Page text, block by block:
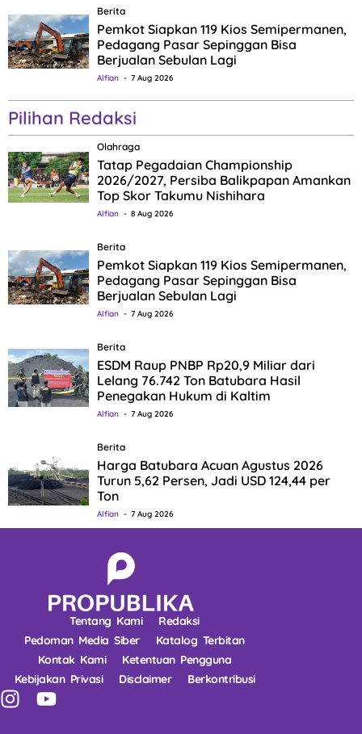
Berita
Pemkot Siapkan 119 Kios Semipermanen,
Pedagang Pasar Sepinggan Bisa
Berjualan Sebulan Lagi
Alfian 7 Aug 2026
Pilihan Redaksi
Olahraga
Tatap Pegadaian Championship
2026/2027, Persiba Balikpapan Amankan
Top Skor Takumu Nishihara
Alfian 8 Aug 2026
Berita
Pemkot Siapkan 119 Kios Semipermanen,
Pedagang Pasar Sepinggan Bisa
Berjualan Sebulan Lagi
Alfian 7 Aug 2026
Berita
ESDM Raup PNBP Rp20,9 Miliar dari
Lelang 76.742 Ton Batubara Hasil
Penegakan Hukum di Kaltim
Alfian 7 Aug 2026
Berita
Harga Batubara Acuan Agustus 2026
Turun 5,62 Persen, Jadi USD 124,44 per
Ton
Alfian 7 Aug 2026
Tentang Kami
Redaksi
Pedoman Media Siber
Katalog Terbitan
Kontak Kami
Ketentuan Pengguna
Kebijakan Privasi
Disclaimer Berkontribusi